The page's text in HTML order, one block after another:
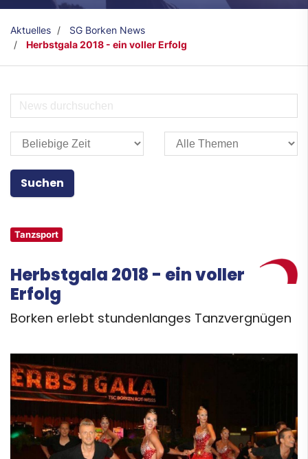
Aktuelles
SG Borken News
Herbstgala 2018 - ein voller Erfolg
Tanzsport
Herbstgala 2018 - ein voller
Erfolg
Borken erlebt stundenlanges Tanzvergnügen